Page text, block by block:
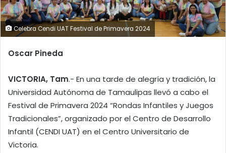
Celebra Cendi UAT Festival de Primavera 2024
Oscar Pineda
VICTORIA, Tam.- En una tarde de alegría y tradición, la
Universidad Autónoma de Tamaulipas llevó a cabo el
Festival de Primavera 2024 “Rondas Infantiles y Juegos
Tradicionales”, organizado por el Centro de Desarrollo
Infantil (CENDI UAT) en el Centro Universitario de
Victoria.